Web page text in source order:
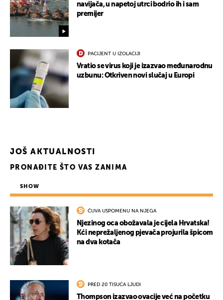
navijača, u napetoj utrci bodrio ih i sam
premijer
PACIJENT U IZOLACIJI
Vratio se virus koji je izazvao međunarodnu
uzbunu: Otkriven novi slučaj u Europi
JOŠ AKTUALNOSTI
PRONAĐITE ŠTO VAS ZANIMA
SHOW
ČUVA USPOMENU NA NJEGA
Njezinog oca obožavala je cijela Hrvatska!
Kći neprežaljenog pjevača projurila špicom
na dva kotača
PRED 20 TISUĆA LJUDI
Thompson izazvao ovacije već na početku
UKLJUČITE NOTIFIKACIJE